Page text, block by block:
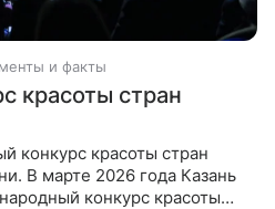
и факты
красоты стран
конкурс красоты стран
В марте 2026 года Казань
конкурс красоты